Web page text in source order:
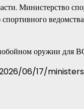
Министерство
спортивного
оружии для
06/17/